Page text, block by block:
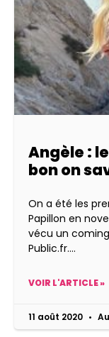
Angèle :
bon on
On a été les
Papillon en
vécu un
Public.fr.
VOIR L'ARTICLE »
11 août 2020